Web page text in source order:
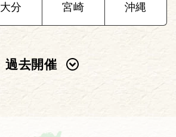
大分 宮崎 沖縄
過去開催